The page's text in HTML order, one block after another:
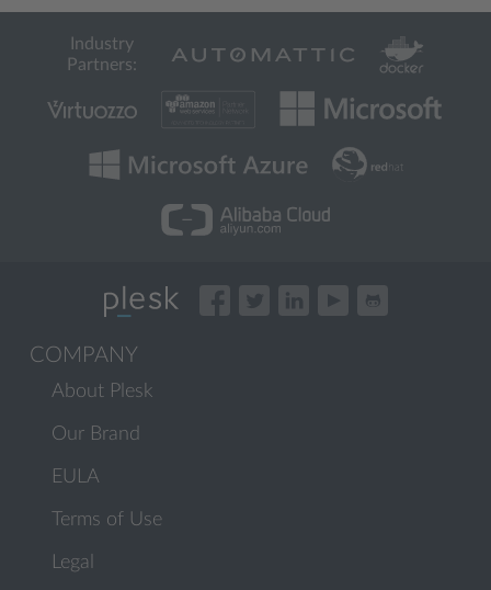
Industry
Partners:
COMPANY
About Plesk
Our Brand
EULA
Terms of Use
Legal